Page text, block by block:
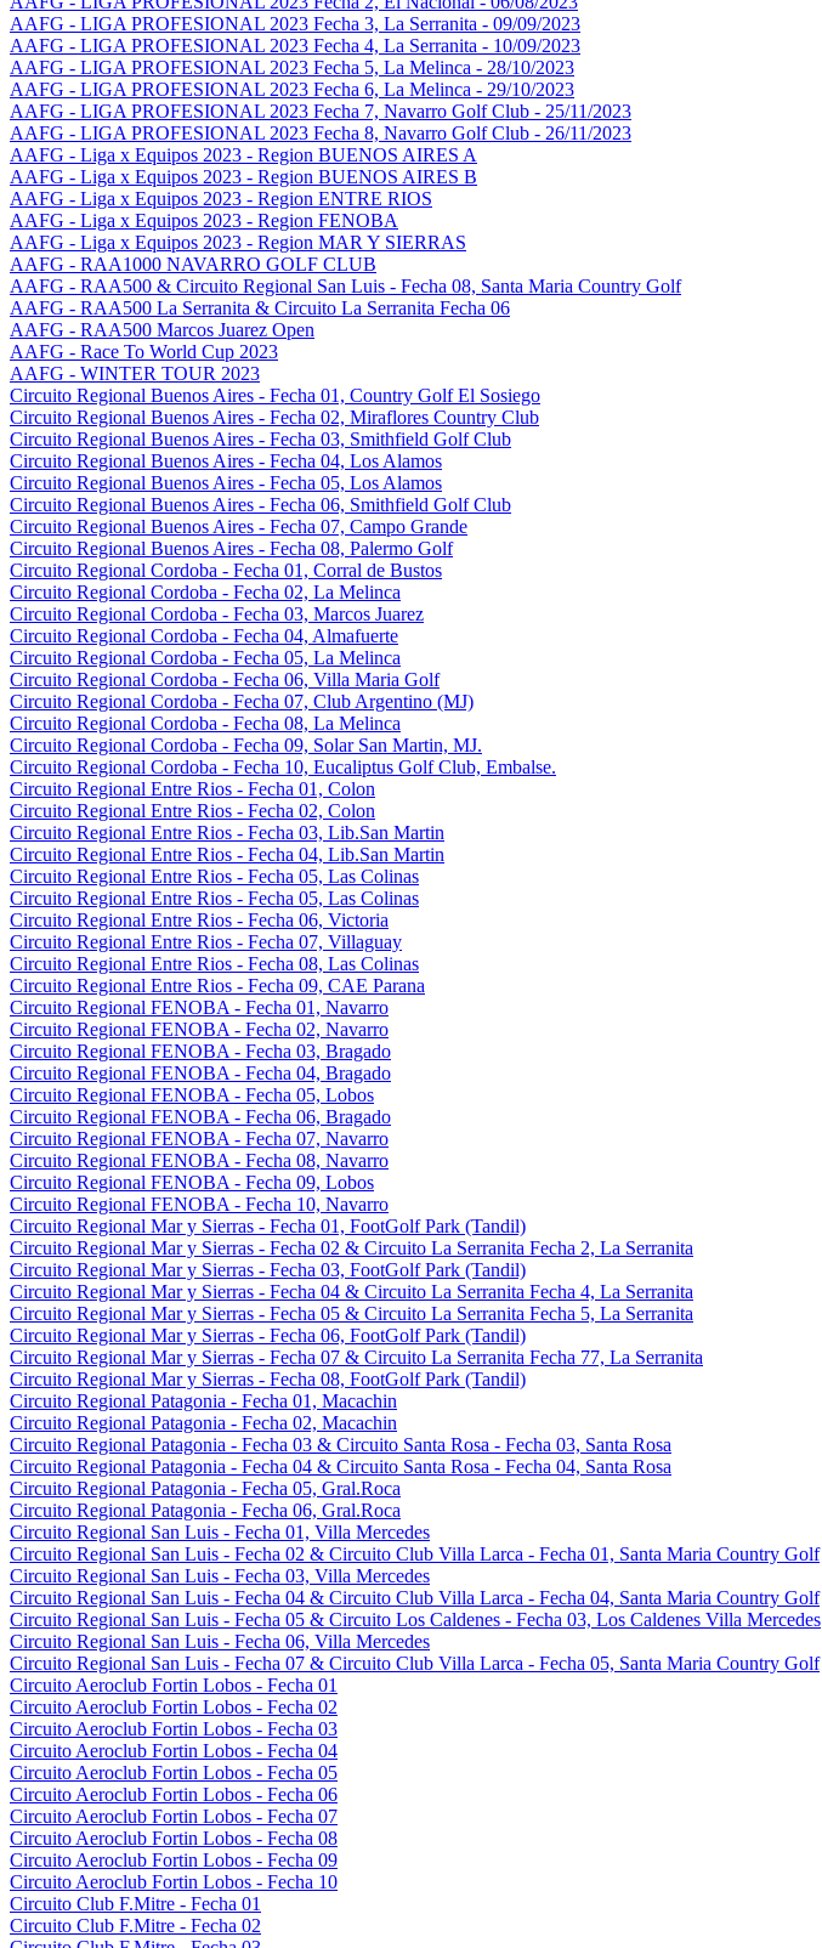
AAFG - LIGA PROFESIONAL 2023 Fecha 3, La Serranita - 09/09/2023
AAFG - LIGA PROFESIONAL 2023 Fecha 4, La Serranita - 10/09/2023
AAFG - LIGA PROFESIONAL 2023 Fecha 5, La Melinca - 28/10/2023
AAFG - LIGA PROFESIONAL 2023 Fecha 6, La Melinca - 29/10/2023
AAFG - LIGA PROFESIONAL 2023 Fecha 7, Navarro Golf Club - 25/11/2023
AAFG - LIGA PROFESIONAL 2023 Fecha 8, Navarro Golf Club - 26/11/2023
AAFG - Liga x Equipos 2023 - Region BUENOS AIRES A
AAFG - Liga x Equipos 2023 - Region BUENOS AIRES B
AAFG - Liga x Equipos 2023 - Region ENTRE RIOS
AAFG - Liga x Equipos 2023 - Region FENOBA
AAFG - Liga x Equipos 2023 - Region MAR Y SIERRAS
AAFG - RAA1000 NAVARRO GOLF CLUB
AAFG - RAA500 & Circuito Regional San Luis - Fecha 08, Santa Maria Country Golf
AAFG - RAA500 La Serranita & Circuito La Serranita Fecha 06
AAFG - RAA500 Marcos Juarez Open
AAFG - Race To World Cup 2023
AAFG - WINTER TOUR 2023
Circuito Regional Buenos Aires - Fecha 01, Country Golf El Sosiego
Circuito Regional Buenos Aires - Fecha 02, Miraflores Country Club
Circuito Regional Buenos Aires - Fecha 03, Smithfield Golf Club
Circuito Regional Buenos Aires - Fecha 04, Los Alamos
Circuito Regional Buenos Aires - Fecha 05, Los Alamos
Circuito Regional Buenos Aires - Fecha 06, Smithfield Golf Club
Circuito Regional Buenos Aires - Fecha 07, Campo Grande
Circuito Regional Buenos Aires - Fecha 08, Palermo Golf
Circuito Regional Cordoba - Fecha 01, Corral de Bustos
Circuito Regional Cordoba - Fecha 02, La Melinca
Circuito Regional Cordoba - Fecha 03, Marcos Juarez
Circuito Regional Cordoba - Fecha 04, Almafuerte
Circuito Regional Cordoba - Fecha 05, La Melinca
Circuito Regional Cordoba - Fecha 06, Villa Maria Golf
Circuito Regional Cordoba - Fecha 07, Club Argentino (MJ)
Circuito Regional Cordoba - Fecha 08, La Melinca
Circuito Regional Cordoba - Fecha 09, Solar San Martin, MJ.
Circuito Regional Cordoba - Fecha 10, Eucaliptus Golf Club, Embalse.
Circuito Regional Entre Rios - Fecha 01, Colon
Circuito Regional Entre Rios - Fecha 02, Colon
Circuito Regional Entre Rios - Fecha 03, Lib.San Martin
Circuito Regional Entre Rios - Fecha 04, Lib.San Martin
Circuito Regional Entre Rios - Fecha 05, Las Colinas
Circuito Regional Entre Rios - Fecha 05, Las Colinas
Circuito Regional Entre Rios - Fecha 06, Victoria
Circuito Regional Entre Rios - Fecha 07, Villaguay
Circuito Regional Entre Rios - Fecha 08, Las Colinas
Circuito Regional Entre Rios - Fecha 09, CAE Parana
Circuito Regional FENOBA - Fecha 01, Navarro
Circuito Regional FENOBA - Fecha 02, Navarro
Circuito Regional FENOBA - Fecha 03, Bragado
Circuito Regional FENOBA - Fecha 04, Bragado
Circuito Regional FENOBA - Fecha 05, Lobos
Circuito Regional FENOBA - Fecha 06, Bragado
Circuito Regional FENOBA - Fecha 07, Navarro
Circuito Regional FENOBA - Fecha 08, Navarro
Circuito Regional FENOBA - Fecha 09, Lobos
Circuito Regional FENOBA - Fecha 10, Navarro
Circuito Regional Mar y Sierras - Fecha 01, FootGolf Park (Tandil)
Circuito Regional Mar y Sierras - Fecha 02 & Circuito La Serranita Fecha 2, La Serranita
Circuito Regional Mar y Sierras - Fecha 03, FootGolf Park (Tandil)
Circuito Regional Mar y Sierras - Fecha 04 & Circuito La Serranita Fecha 4, La Serranita
Circuito Regional Mar y Sierras - Fecha 05 & Circuito La Serranita Fecha 5, La Serranita
Circuito Regional Mar y Sierras - Fecha 06, FootGolf Park (Tandil)
Circuito Regional Mar y Sierras - Fecha 07 & Circuito La Serranita Fecha 77, La Serranita
Circuito Regional Mar y Sierras - Fecha 08, FootGolf Park (Tandil)
Circuito Regional Patagonia - Fecha 01, Macachin
Circuito Regional Patagonia - Fecha 02, Macachin
Circuito Regional Patagonia - Fecha 03 & Circuito Santa Rosa - Fecha 03, Santa Rosa
Circuito Regional Patagonia - Fecha 04 & Circuito Santa Rosa - Fecha 04, Santa Rosa
Circuito Regional Patagonia - Fecha 05, Gral.Roca
Circuito Regional Patagonia - Fecha 06, Gral.Roca
Circuito Regional San Luis - Fecha 01, Villa Mercedes
Circuito Regional San Luis - Fecha 02 & Circuito Club Villa Larca - Fecha 01, Santa Maria Country Golf
Circuito Regional San Luis - Fecha 03, Villa Mercedes
Circuito Regional San Luis - Fecha 04 & Circuito Club Villa Larca - Fecha 04, Santa Maria Country Golf
Circuito Regional San Luis - Fecha 05 & Circuito Los Caldenes - Fecha 03, Los Caldenes Villa Mercedes
Circuito Regional San Luis - Fecha 06, Villa Mercedes
Circuito Regional San Luis - Fecha 07 & Circuito Club Villa Larca - Fecha 05, Santa Maria Country Golf
Circuito Aeroclub Fortin Lobos - Fecha 01
Circuito Aeroclub Fortin Lobos - Fecha 02
Circuito Aeroclub Fortin Lobos - Fecha 03
Circuito Aeroclub Fortin Lobos - Fecha 04
Circuito Aeroclub Fortin Lobos - Fecha 05
Circuito Aeroclub Fortin Lobos - Fecha 06
Circuito Aeroclub Fortin Lobos - Fecha 07
Circuito Aeroclub Fortin Lobos - Fecha 08
Circuito Aeroclub Fortin Lobos - Fecha 09
Circuito Aeroclub Fortin Lobos - Fecha 10
Circuito Club F.Mitre - Fecha 01
Circuito Club F.Mitre - Fecha 02